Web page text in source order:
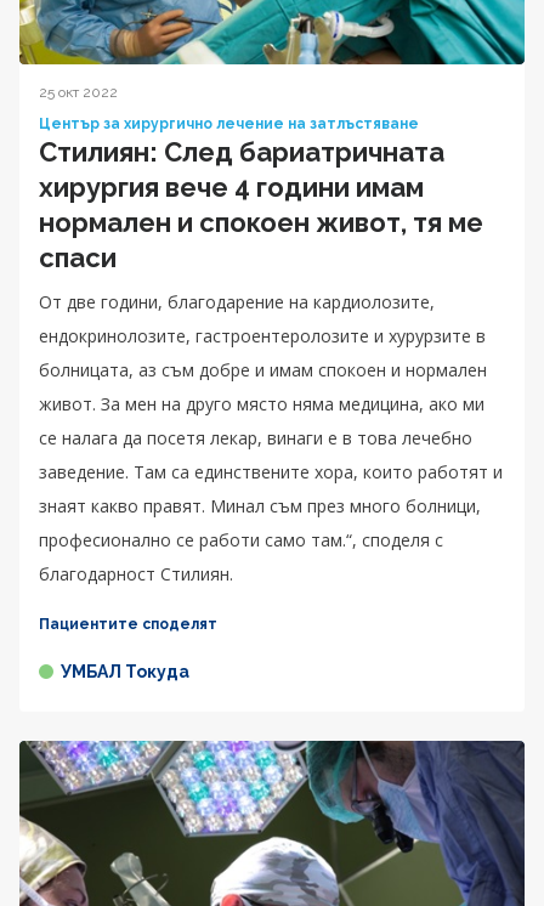
25 окт 2022
Център за хирургично лечение на затлъстяване
Стилиян: След бариатричната
хирургия вече 4 години имам
нормален и спокоен живот, тя ме
спаси
От две години, благодарение на кардиолозите,
ендокринолозите, гастроентеролозите и хурурзите в
болницата, аз съм добре и имам спокоен и нормален
живот. За мен на друго място няма медицина, ако ми
се налага да посетя лекар, винаги е в това лечебно
заведение. Там са единствените хора, които работят и
знаят какво правят. Минал съм през много болници,
професионално се работи само там.“, споделя с
благодарност Стилиян.
Пациентите споделят
УМБАЛ Токуда